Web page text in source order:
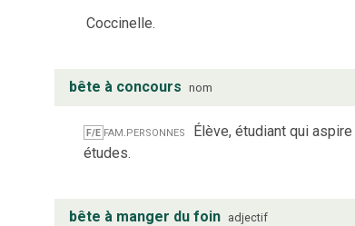
Coccinelle.
bête à concours nom
F/E fam.personnes Élève, étudiant qui
études.
bête à manger du foin adjectif